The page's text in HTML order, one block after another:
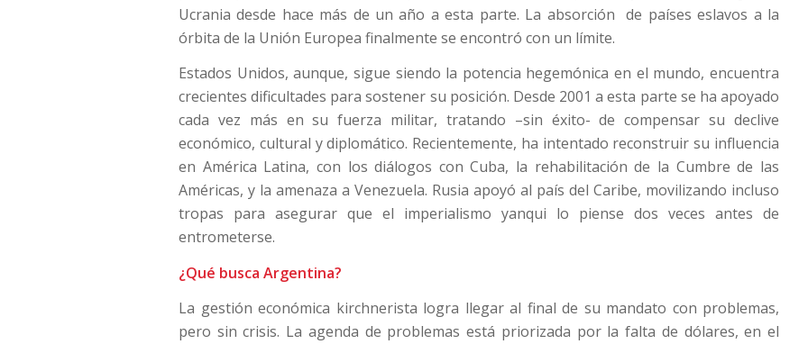
Ucrania desde hace más de un año a esta parte. La absorción de países eslavos a la
órbita de la Unión Europea finalmente se encontró con un límite.
Estados Unidos, aunque, sigue siendo la potencia hegemónica en el mundo, encuentra
crecientes dificultades para sostener su posición. Desde 2001 a esta parte se ha apoyado
cada vez más en su fuerza militar, tratando –sin éxito- de compensar su declive
económico, cultural y diplomático. Recientemente, ha intentado reconstruir su influencia
en América Latina, con los diálogos con Cuba, la rehabilitación de la Cumbre de las
Américas, y la amenaza a Venezuela. Rusia apoyó al país del Caribe, movilizando incluso
tropas para asegurar que el imperialismo yanqui lo piense dos veces antes de
entrometerse.
¿Qué busca Argentina?
La gestión económica kirchnerista logra llegar al final de su mandato con problemas,
pero sin crisis. La agenda de problemas está priorizada por la falta de dólares, en el